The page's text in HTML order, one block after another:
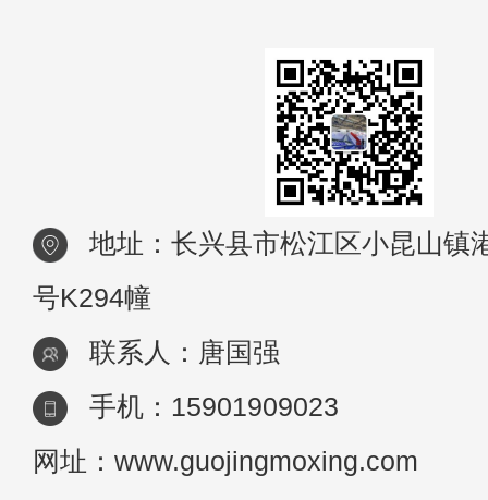
地址：长兴县市松江区小昆山镇
号K294幢
联系人：唐国强
手机：15901909023
网址：www.guojingmoxing.com